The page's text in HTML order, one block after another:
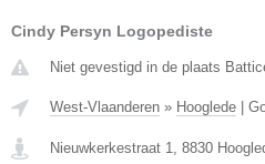
Cindy Persyn Logopediste
Niet gevestigd in de plaats
West-Vlaanderen » Hooglede
Nieuwkerkestraat 1 8830